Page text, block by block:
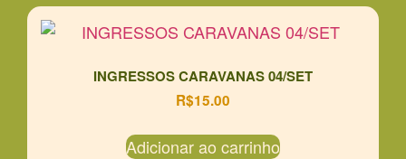
INGRESSOS CARAVANAS 04/SET
R$15.00
Adicionar ao carrinho